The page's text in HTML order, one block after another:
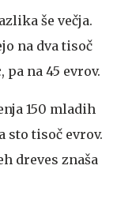
še večja.
na dva tisoč
na 45 evrov.
150 mladih
sto tisoč evrov.
dreves znaša